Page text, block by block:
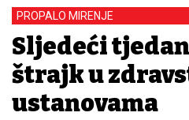
PROPALO MIRENJE
Sljedeći
štrajk u
ustanovama